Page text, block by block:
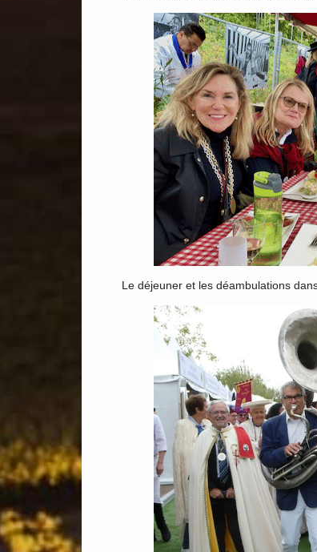
Le déjeuner et les déambulations